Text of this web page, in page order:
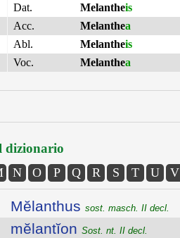
Dat.
Melantheis
Acc.
Melanthea
Abl.
Melantheis
Voc.
Melanthea
dizionario
N O P Q R S T U V
Mĕlanthus sost. masch. II decl.
mĕlantĭon Sost. nt. II decl.